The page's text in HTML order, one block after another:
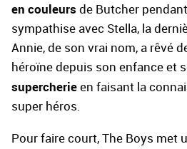
en couleurs de Butcher
sympathise avec Stella, la
Annie, de son vrai nom, a rêvé
héroïne depuis son enfance et
supercherie en faisant la
super héros.
Pour faire court, The Boys met